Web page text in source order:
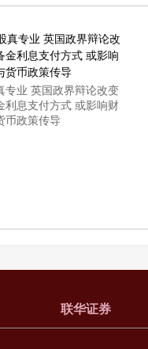
专业 英国政界辩论改变
利息支付方式 或影响财
币政策传导
联华证券